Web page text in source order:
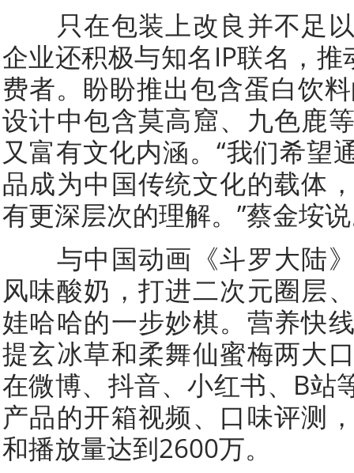
只在包装上改良并不足以
企业还积极与知名IP联名，推
费者。盼盼推出包含蛋白饮
设计中包含莫高窟、九色鹿
又富有文化内涵。“我们希望
品成为中国传统文化的载体
有更深层次的理解。”蔡金垵
与中国动画《斗罗大陆》
风味酸奶，打进二次元圈层
娃哈哈的一步妙棋。营养快
提玄冰草和柔舞仙蜜梅两大
在微博、抖音、小红书、B站
产品的开箱视频、口味评测
和播放量达到2600万。